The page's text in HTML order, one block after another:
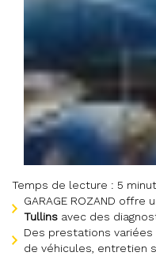
Temps de lecture : 5
GARAGE ROZAND offre
Tullins avec des
Des prestations
de véhicules, entretien